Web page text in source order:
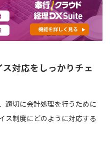
対応をしっかりチェ
適切に会計処理を行うために
ス制度にどのように対応する